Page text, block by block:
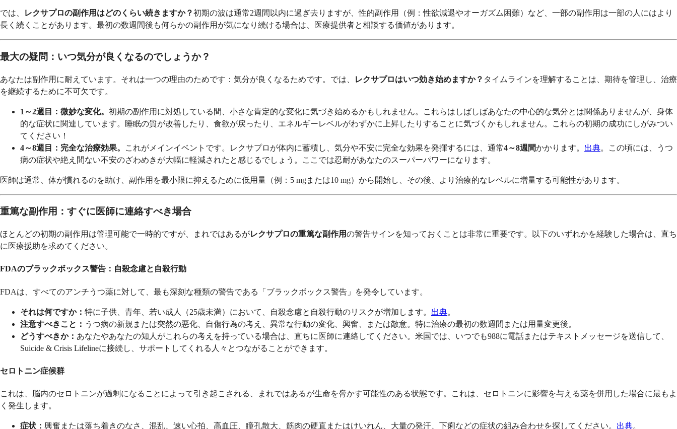
では、 レクサプロの副作用はどのくらい続きますか？初期の波は通常2週間以内に過ぎ去りますが、性的副作用（例：性欲減退やオーガズム困難）など、一部の副作用は一部の人にはより
長く続くことがあります。最初の数週間後も何らかの副作用が気になり続ける場合は、医療提供者と相談する価値があります。
最大の疑問：いつ気分が良くなるのでしょうか？
あなたは副作用に耐えています。それは一つの理由のためです：気分が良くなるためです。では、 レクサプロはいつ効き始めますか？ タイムラインを理解することは、期待を管理し、治療
を継続するために不可欠です。
1～2週目：微妙な変化。 初期の副作用に対処している間、小さな肯定的な変化に気づき始めるかもしれません。これらはしばしばあなたの中心的な気分とは関係ありませんが、身体
的な症状に関連しています。睡眠の質が改善したり、食欲が戻ったり、エネルギーレベルがわずかに上昇したりすることに気づくかもしれません。これらの初期の成功にしがみつい
てください！
4～8週目：完全な治療効果。
これがメインイベントです。レクサプロが体内に蓄積し、気分や不安に完全な効果を発揮するには、通常4～8週間かかります。 出典。この頃には、うつ
病の症状や絶え間ない不安のざわめきが大幅に軽減されたと感じるでしょう。ここでは忍耐があなたのスーパーパワーになります。
医師は通常、体が慣れるのを助け、副作用を最小限に抑えるために低用量（例：5 mgまたは10 mg）から開始し、その後、より治療的なレベルに増量する可能性があります。
重篤な副作用：すぐに医師に連絡すべき場合
ほとんどの初期の副作用は管理可能で一時的ですが、まれではあるがレクサプロの重篤な副作用の警告サインを知っておくことは非常に重要です。以下のいずれかを経験した場合は、直ち
に医療援助を求めてください。
FDAのブラックボックス警告：自殺念慮と自殺行動
FDAは、すべてのア​​ンチうつ薬に対して、最も深刻な種類の警告である「ブラックボックス警告」を発令しています。
それは何ですか： 特に子供、青年、若い成人（25歳未満）において、自殺念慮と自殺行動のリスクが増加します。 出典。
注意すべきこと： うつ病の新規または突然の悪化、自傷行為の考え、異常な行動の変化、興奮、または敵意。特に治療の最初の数週間または用量変更後。
どうすべきか： あなたやあなたの知人がこれらの考えを持っている場合は、直ちに医師に連絡してください。米国では、いつでも988に電話またはテキストメッセージを送信して、
Suicide & Crisis Lifelineに接続し、サポートしてくれる人々とつながることができます。
セロトニン症候群
これは、脳内のセロトニンが過剰になることによって引き起こされる、まれではあるが生命を脅かす可能性のある状態です。これは、セロトニンに影響を与える薬を併用した場合に最もよ
く発生します。
症状： 興奮または落ち着きのなさ、混乱、速い心拍、高血圧、瞳孔散大、筋肉の硬直またはけいれん、大量の発汗、下痢などの症状の組み合わせを探してください。 出典。